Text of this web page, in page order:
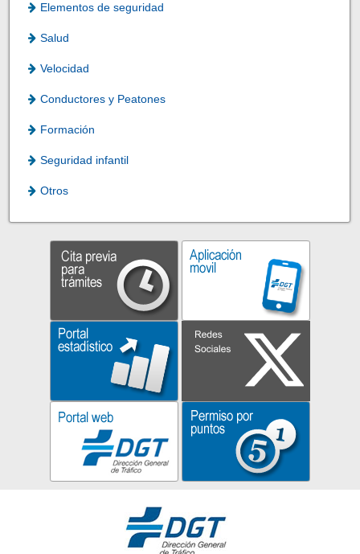
Elementos de seguridad
Salud
Velocidad
Conductores y Peatones
Formación
Seguridad infantil
Otros